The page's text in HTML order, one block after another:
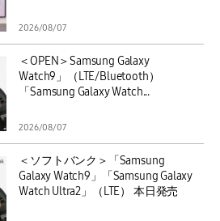
2026/08/07
＜OPEN＞Samsung Galaxy
Watch9」（LTE/Bluetooth）
「Samsung Galaxy Watch...
2026/08/07
＜ソフトバンク＞「Samsung
Galaxy Watch9」「Samsung Galaxy
Watch Ultra2」（LTE） 本日発売